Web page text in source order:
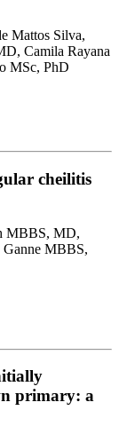
Mattos Silva,
Camila Rayana
MSc, PhD
cheilitis
MBBS, MD,
Ganne MBBS,
primary: a